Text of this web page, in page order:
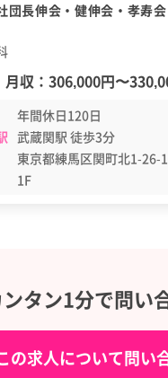
団長伸会・健伸会・孝寿
月収： 306,000円〜
年間休日120日
武蔵関駅 徒歩3分
東京都練馬区関町北1-26-
1F
タン1分で問い
の求人について問い